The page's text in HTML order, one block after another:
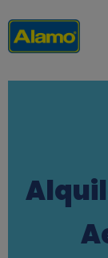
al
contenido